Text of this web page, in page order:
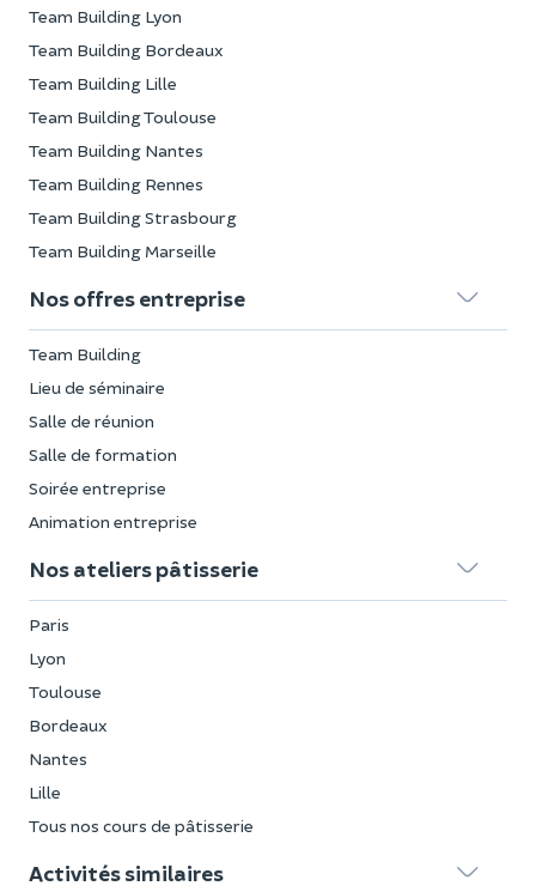
Team Building Lyon
Team Building Bordeaux
Team Building Lille
Team Building Toulouse
Team Building Nantes
Team Building Rennes
Team Building Strasbourg
Team Building Marseille
Nos offres entreprise
Team Building
Lieu de séminaire
Salle de réunion
Salle de formation
Soirée entreprise
Animation entreprise
Nos ateliers pâtisserie
Paris
Lyon
Toulouse
Bordeaux
Nantes
Lille
Tous nos cours de pâtisserie
Activités similaires